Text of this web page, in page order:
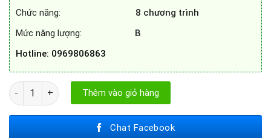
Chức năng: 8 chương trình
Mức năng lượng:
B
Hotline: 0969806863
MÁY RỬA BÁT BOSCH SMS6ZCI00P số lượng
Thêm vào giỏ hàng
Chat Facebook